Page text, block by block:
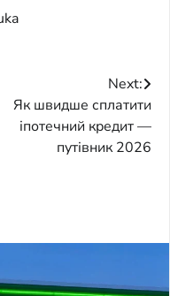
Next:
Як швидше сплатити
іпотечний кредит —
путівник 2026